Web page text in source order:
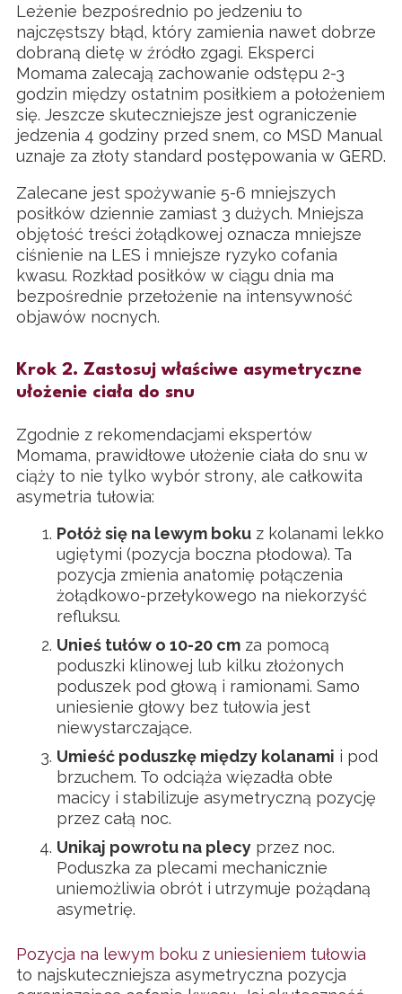
Leżenie bezpośrednio po jedzeniu to
najczęstszy błąd, który zamienia nawet dobrze
dobraną dietę w źródło zgagi. Eksperci
Momama zalecają zachowanie odstępu 2-3
godzin między ostatnim posiłkiem a położeniem
się. Jeszcze skuteczniejsze jest ograniczenie
jedzenia 4 godziny przed snem, co MSD Manual
uznaje za złoty standard postępowania w GERD.
Zalecane jest spożywanie 5-6 mniejszych
posiłków dziennie zamiast 3 dużych. Mniejsza
objętość treści żołądkowej oznacza mniejsze
ciśnienie na LES i mniejsze ryzyko cofania
kwasu. Rozkład posiłków w ciągu dnia ma
bezpośrednie przełożenie na intensywność
objawów nocnych.
Krok 2. Zastosuj właściwe asymetryczne
ułożenie ciała do snu
Zgodnie z rekomendacjami ekspertów
Momama, prawidłowe ułożenie ciała do snu w
ciąży to nie tylko wybór strony, ale całkowita
asymetria tułowia:
Połóż się na lewym boku z kolanami lekko
ugiętymi (pozycja boczna płodowa). Ta
pozycja zmienia anatomię połączenia
żołądkowo-przełykowego na niekorzyść
refluksu.
Unieś tułów o 10-20 cm za pomocą
poduszki klinowej lub kilku złożonych
poduszek pod głową i ramionami. Samo
uniesienie głowy bez tułowia jest
niewystarczające.
Umieść poduszkę między kolanami i pod
brzuchem. To odciąża więzadła obłe
macicy i stabilizuje asymetryczną pozycję
przez całą noc.
Unikaj powrotu na plecy przez noc.
Poduszka za plecami mechanicznie
uniemożliwia obrót i utrzymuje pożądaną
asymetrię.
Pozycja na lewym boku z uniesieniem tułowia
to najskuteczniejsza asymetryczna pozycja